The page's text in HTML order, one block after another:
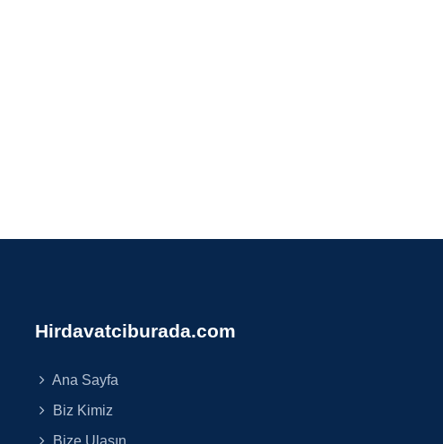
Hirdavatciburada.com
Ana Sayfa
Biz Kimiz
Bize Ulaşın